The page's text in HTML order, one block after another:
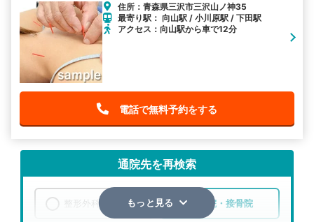
住所：青森県三沢市三沢山ノ神35
最寄り駅： 向山駅 / 小川原駅 / 下田駅
アクセス：向山駅から車で12分
電話で無料予約をする
通院先を再検索
整形外科 整骨院・接骨院
もっと見る